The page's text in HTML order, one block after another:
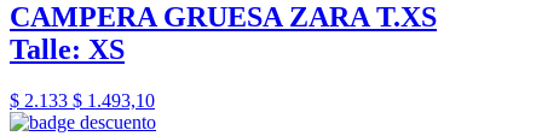
CAMPERA GRUESA ZARA T.XS
Talle: XS
$ 2.133 $ 1.493,10